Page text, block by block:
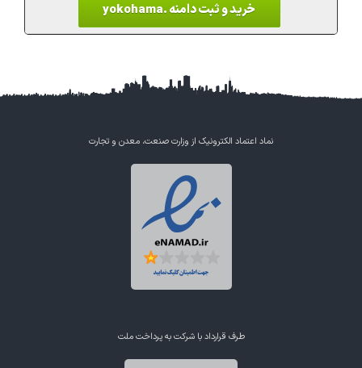
خرید و ثبت دامنه .yokohama
نماد اعتماد الکترونیک از وزارت صنعت، معدن و تجارت
طرف قرارداد با شرکت به پرداخت ملت